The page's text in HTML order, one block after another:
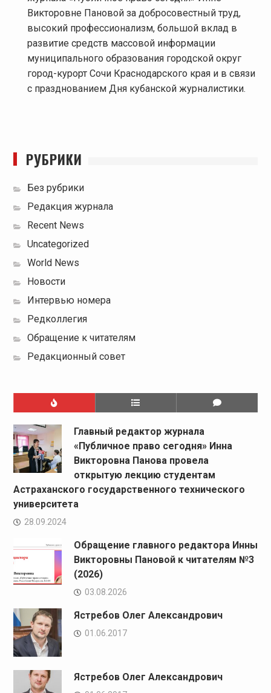
Викторовне Пановой за добросовестный труд,
высокий профессионализм, большой вклад в
развитие средств массовой информации
муниципального образования городской округ
город-курорт Сочи Краснодарского края и в связи
с празднованием Дня кубанской журналистики.
РУБРИКИ
Без рубрики
Редакция журнала
Recent News
Uncategorized
World News
Новости
Интервью номера
Редколлегия
Обращение к читателям
Редакционный совет
Главный редактор журнала
«Публичное право сегодня» Инна
Викторовна Панова провела
открытую лекцию студентам
Астраханского государственного технического
университета
28.09.2024
Обращение главного редактора Инны
Викторовны Пановой к читателям №3
(2026)
03.08.2026
Ястребов Олег Александрович
01.06.2017
Ястребов Олег Александрович